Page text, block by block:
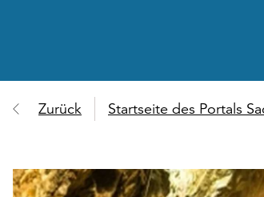
Zurück Startseite des Portals